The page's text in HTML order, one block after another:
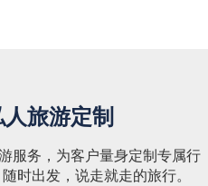
旅游定制
服务，为客户量身定制专属行
时出发，说走就走的旅行。